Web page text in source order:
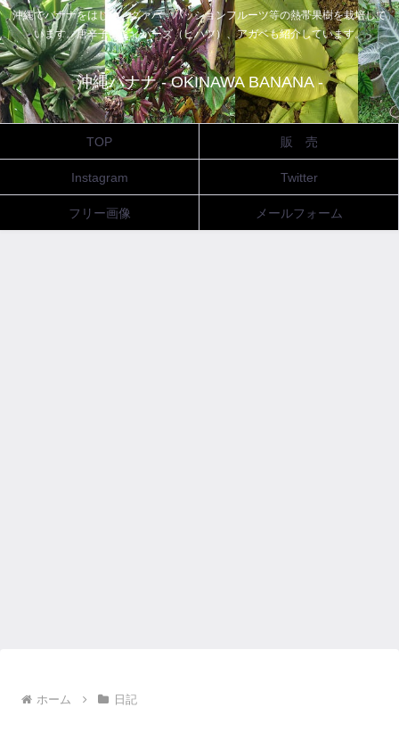
沖縄でバナナをはじめ、グァバ、パッションフルーツ等の熱帯果樹を栽培して
います。唐辛子、ピィパーズ（ヒハツ）、アガベも紹介しています。
沖縄バナナ - OKINAWA BANANA -
TOP 販 売
Instagram Twitter
フリー画像 メールフォーム
ホーム 日記